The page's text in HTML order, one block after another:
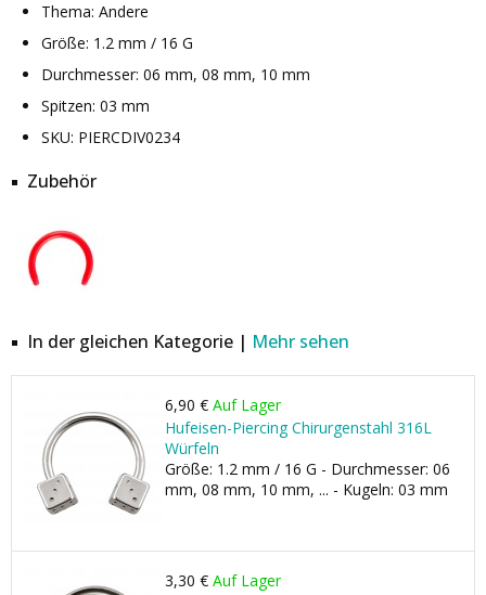
Thema: Andere
Größe: 1.2 mm / 16 G
Durchmesser: 06 mm, 08 mm, 10 mm
Spitzen: 03 mm
SKU: PIERCDIV0234
Zubehör
In der gleichen Kategorie | Mehr sehen
6,90 € Auf Lager
Hufeisen-Piercing Chirurgenstahl 316L
Würfeln
Größe: 1.2 mm / 16 G - Durchmesser: 06
mm, 08 mm, 10 mm, ... - Kugeln: 03 mm
3,30 € Auf Lager